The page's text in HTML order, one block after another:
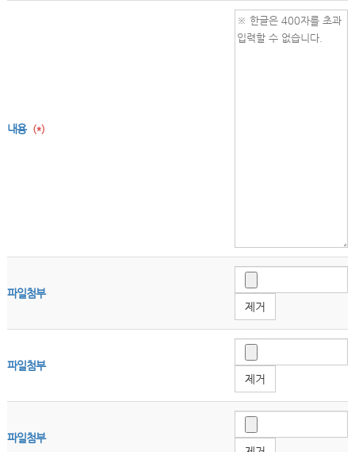
내용 (*)
파일첨부
제거
파일첨부
제거
파일첨부